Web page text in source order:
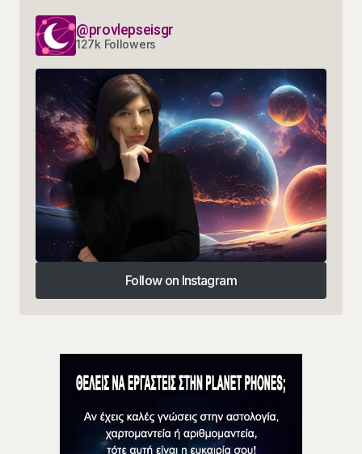
@provlepseisgr
127k Followers
Follow on Instagram
Follow on Instagram